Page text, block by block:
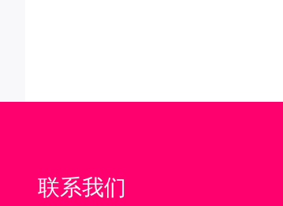
联系我们